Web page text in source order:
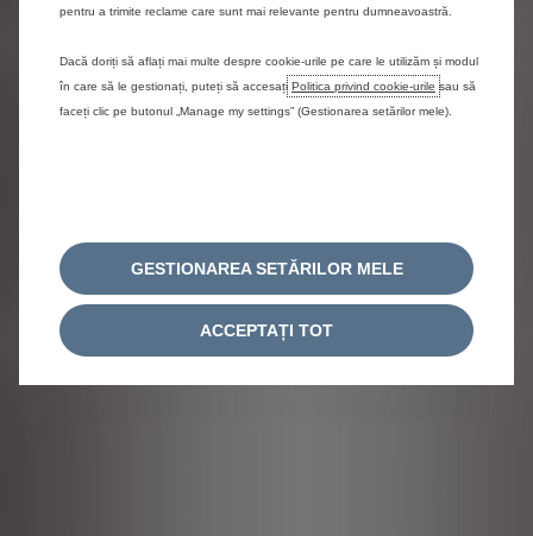
pliate)
pliate)
Lungime 4.410 mm
Lungime de
încărcare
Înălțime de
încărcare
1.007 mm - 1.200 mm
pentru a trimite reclame care sunt mai relevante pentru dumneavoastră.
Dacă doriți să aflați mai multe despre cookie-urile pe care le utilizăm și modul
în care să le gestionați, puteți să accesați Politica privind cookie-urile sau să
faceți clic pe butonul „Manage my settings” (Gestionarea setărilor mele).
GESTIONAREA SETĂRILOR MELE
ACCEPTAȚI TOT